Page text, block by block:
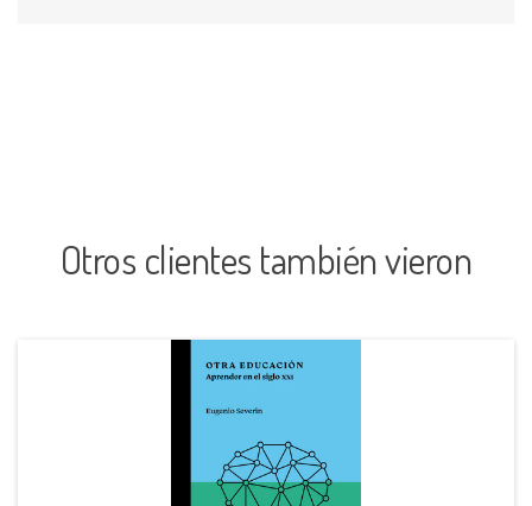
Otros clientes también vieron